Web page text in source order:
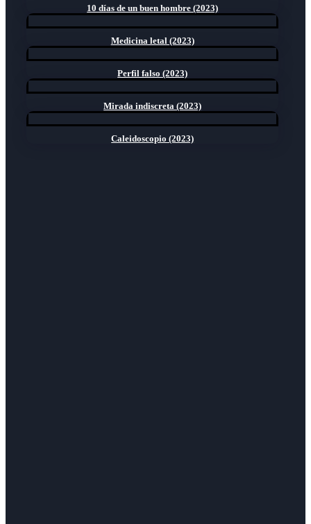
10 días de un buen hombre (2023)
Medicina letal (2023)
Perfil falso (2023)
Mirada indiscreta (2023)
Caleidoscopio (2023)